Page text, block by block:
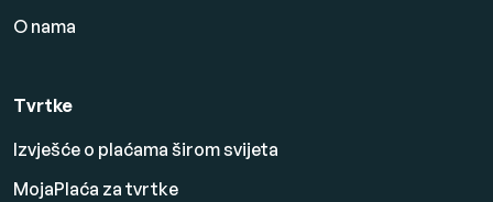
O nama
Tvrtke
Izvješće o plaćama širom svijeta
MojaPlaća za tvrtke